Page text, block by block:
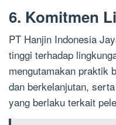
6. Komitmen
PT Hanjin Indonesia
tinggi terhadap
mengutamakan praktik
dan berkelanjutan,
yang berlaku terkait